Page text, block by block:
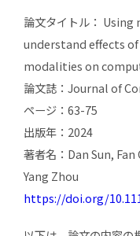
論文タイトル：
understand effects
modalities on
論文誌：Journal of
ページ：63-75
出版年：2024
著者名：Dan Sun,
Yang Zhou
https://doi.org/